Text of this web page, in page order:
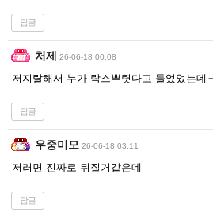
답글
처제 26-06-18 00:08
저지랄해서 누가 락스뿌렷다고 들었었는데
답글
우중미모 26-06-18 03:11
저러면 진짜로 뒤질거같은데
답글